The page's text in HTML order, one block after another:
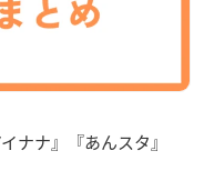
ナナ』『あんスタ』